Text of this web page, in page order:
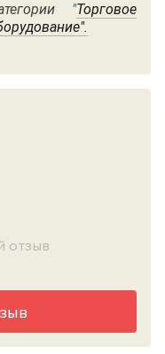
"Торговое
.
отзыв